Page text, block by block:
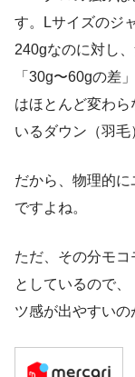
す。Lサイズのジ
240gなのに対し
「30g〜60gの差
はほとんど変わ
いるダウン（羽毛
だから、物理的
ですよね。
ただ、その分モ
としているので
ツ感が出やすいの